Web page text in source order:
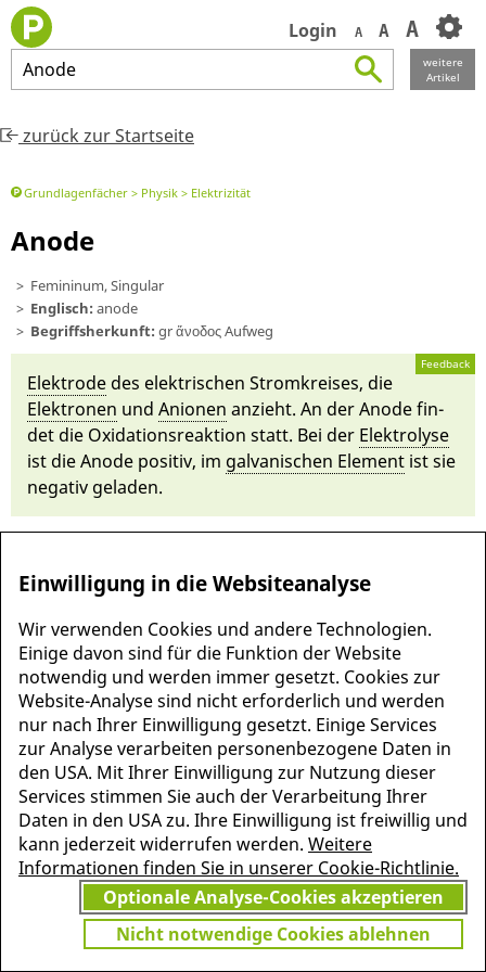
Login A A A
Anode
weitere
Artikel
zurück zur Startseite
Grundlagenfächer Physik Elektrizität
Anode
Femininum, Singular
Englisch: anode
Begriffsherkunft: gr ἄνοδος Auf­weg
Feedback
Elektrode des elektrischen Strom­kreises, die
Elektronen und An­ionen an­zieht. An der An­ode fin­
det die Oxidations­re­ak­ti­on statt. Bei der Elektrolyse
ist die An­ode positiv, im galvanischen Ele­ment ist sie
negativ gela­den.
MEHR INFORMATIONEN
ZU PSCHYREMBEL
JETZT
GRATIS TESTEN
Vielen Dank für Ihr Interesse
am Pschyrembel! Wenn Sie
Einwilligung in die Websiteanalyse
Wir verwenden Cookies und andere Technologien.
Einige davon sind für die Funktion der Website
notwendig und werden immer gesetzt. Cookies zur
Website-Analyse sind nicht erforderlich und werden
nur nach Ihrer Einwilligung gesetzt. Einige Services
zur Analyse verarbeiten personenbezogene Daten in
den USA. Mit Ihrer Einwilligung zur Nutzung dieser
Services stimmen Sie auch der Verarbeitung Ihrer
Daten in den USA zu. Ihre Einwilligung ist freiwillig und
kann jederzeit widerrufen werden. Weitere
Informationen finden Sie in unserer Cookie-Richtlinie.
Optionale Analyse-Cookies akzeptieren
Nicht notwendige Cookies ablehnen